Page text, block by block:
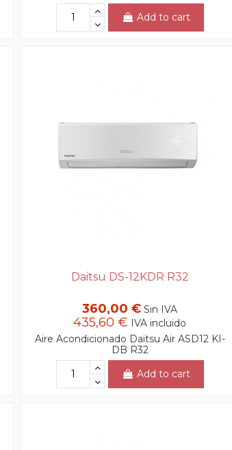
Add to cart
Daitsu DS-12KDR R32
360,00 € Sin IVA
435,60 € IVA incluido
Aire Acondicionado Daitsu Air ASD12 KI-
DB R32
Add to cart